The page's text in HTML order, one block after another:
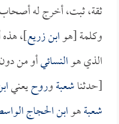
ثقة، ثبت، أخرج له
وكلمة [هوابن زريع]،
الذي هوالنسائيأو من دون
[حدثناشعبةوروحيعني
شعبةهوابن الحجاج